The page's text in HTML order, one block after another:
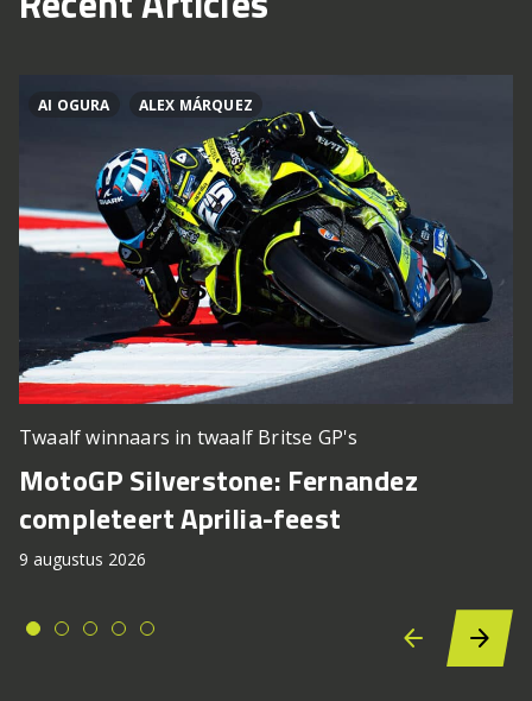
AI OGURA ALEX MÁRQUEZ
Twaalf winnaars in twaalf Britse GP's
MotoGP Silverstone: Fernandez
completeert Aprilia-feest
9 augustus 2026